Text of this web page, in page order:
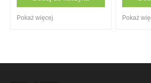
Pokaż więcej Pokaż